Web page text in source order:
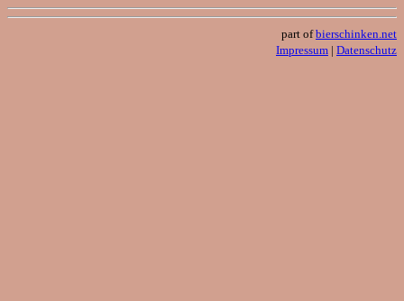
part ofbierschinken.net
Impressum | Datenschutz